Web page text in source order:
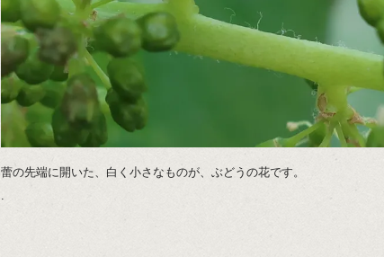
蕾の先端に開いた、白く小さなものが、ぶどうの花です。
.